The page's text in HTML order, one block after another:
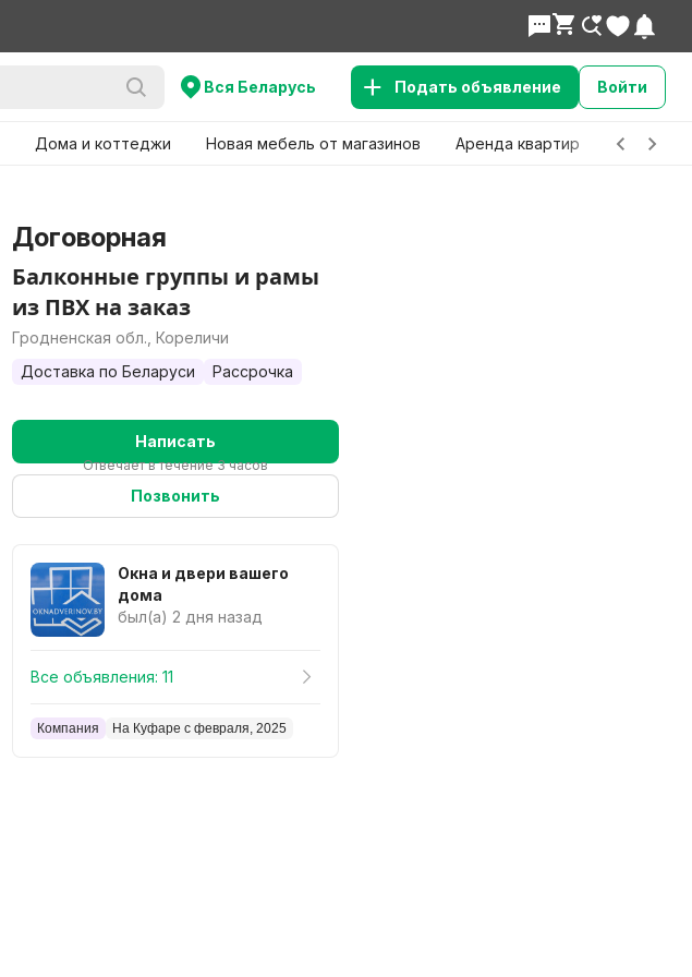
Вся Беларусь Подать объявление Войти
Дома и коттеджи Новая мебель от магазинов Аренда квартир Детские
Договорная
Балконные группы и рамы
из ПВХ на заказ
Гродненская обл., Кореличи
Доставка по Беларуси
Рассрочка
Написать
Отвечает в течение 3 часов
Позвонить
Окна и двери вашего
дома
был(а) 2 дня назад
Все объявления: 11
Компания На Куфаре с февраля, 2025